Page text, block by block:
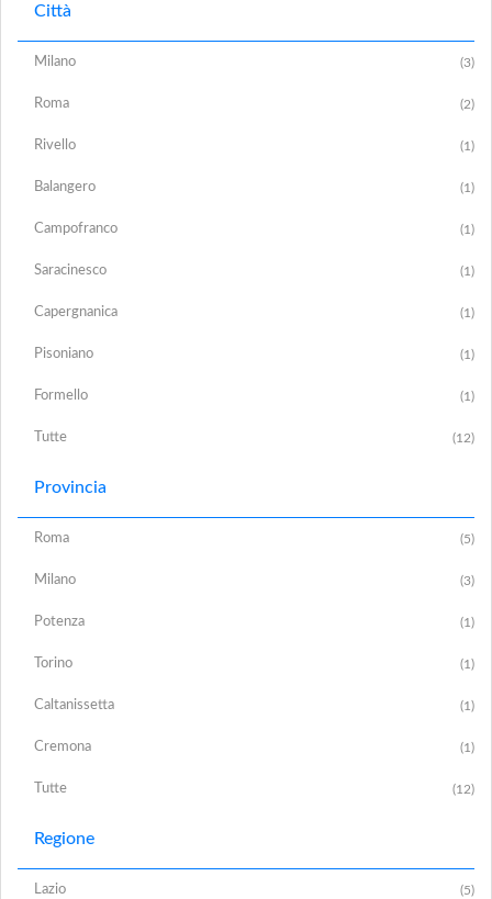
Città
Milano (3)
Roma (2)
Rivello (1)
Balangero (1)
Campofranco (1)
Saracinesco (1)
Capergnanica (1)
Pisoniano (1)
Formello (1)
Tutte (12)
Provincia
Roma (5)
Milano (3)
Potenza (1)
Torino (1)
Caltanissetta (1)
Cremona (1)
Tutte (12)
Regione
Lazio (5)